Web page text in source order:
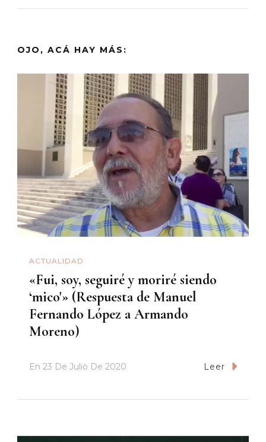
OJO, ACÁ HAY MÁS:
ACTUALIDAD
«Fui, soy, seguiré y moriré siendo
‘mico'» (Respuesta de Manuel
Fernando López a Armando
Moreno)
En 23 De Julio De 2020 Leer